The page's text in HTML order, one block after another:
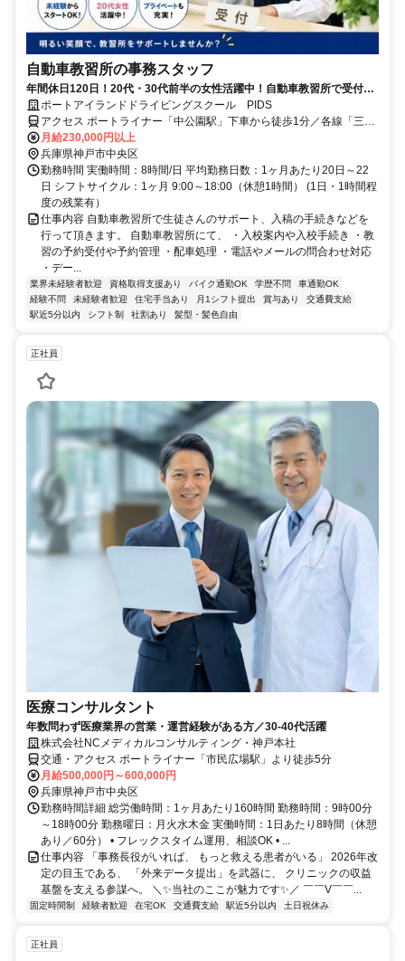
自動車教習所の事務スタッフ
年間休日120日！20代・30代前半の女性活躍中！自動車教習所で受付・
事務募集！未経験者多数活躍中！
ポートアイランドドライビングスクール PIDS
アクセス ポートライナー「中公園駅」下車から徒歩1分／各線「三宮
駅」より車で10分 ＜車・バイク通勤OK！＞
月給230,000円以上
兵庫県神戸市中央区
勤務時間 実働時間：8時間/日 平均勤務日数：1ヶ月あたり20日～22
日 シフトサイクル：1ヶ月 9:00～18:00（休憩1時間） (1日・1時間程
度の残業有）
仕事内容 自動車教習所で生徒さんのサポート、入稿の手続きなどを
行って頂きます。 自動車教習所にて、 ・入校案内や入校手続き ・教
習の予約受付や予約管理 ・配車処理 ・電話やメールの問合わせ対応
・デー...
業界未経験者歓迎 資格取得支援あり バイク通勤OK 学歴不問
車通勤OK
経験不問
未経験者歓迎 住宅手当あり 月1シフト提出 賞与あり
交通費支給
駅近5分以内
シフト制 社割あり 髪型・髪色自由
正社員
医療コンサルタント
年数問わず医療業界の営業・運営経験がある方／30-40代活躍
株式会社NCメディカルコンサルティング・神戸本社
交通・アクセス ポートライナー「市民広場駅」より徒歩5分
月給500,000円～600,000円
兵庫県神戸市中央区
勤務時間詳細 総労働時間：1ヶ月あたり160時間 勤務時間：9時00分
～18時00分 勤務曜日：月火水木金 実働時間：1日あたり8時間（休憩
あり／60分） • フレックスタイム運用、相談OK • ...
仕事内容 「事務長役がいれば、 もっと救える患者がいる」 2026年改
定の目玉である、 「外来データ提出」を武器に、 クリニックの収益
基盤を支える参謀へ。 ＼✨当社のここが魅力です✨／ ￣￣V￣￣...
固定時間制 経験者歓迎 在宅OK 交通費支給 駅近5分以内 土日祝休み
正社員